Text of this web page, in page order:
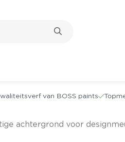
van BOSS paints
achtergrond voor